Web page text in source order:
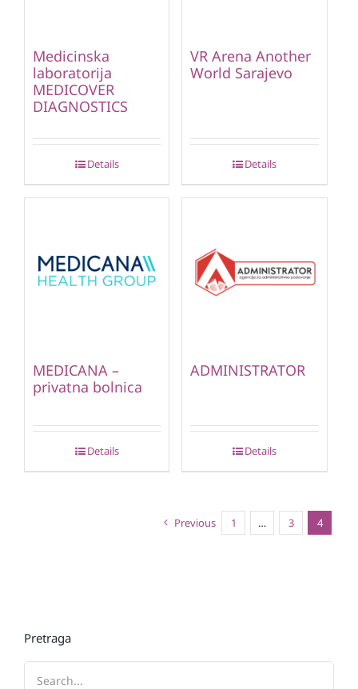
Medicinska
laboratorija
MEDICOVER
DIAGNOSTICS
Details
VR Arena Another
World Sarajevo
Details
MEDICANA –
privatna bolnica
Details
ADMINISTRATOR
Details
Previous 1 … 3 4
Pretraga